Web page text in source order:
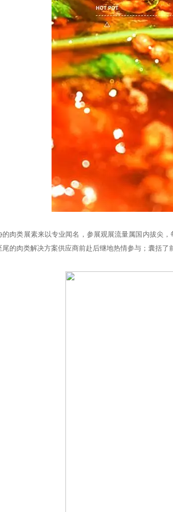
的肉类展素来以专业闻名，参展观展流量属国内拔尖
尾的肉类解决方案供应商前赴后继地热情参与；囊括